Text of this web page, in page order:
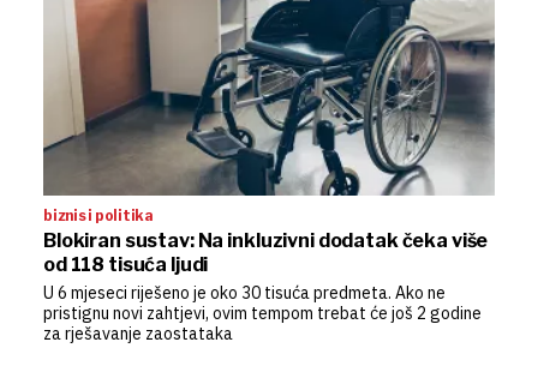
biznis i politika
Blokiran sustav: Na inkluzivni dodatak čeka više
od 118 tisuća ljudi
U 6 mjeseci riješeno je oko 30 tisuća predmeta. Ako ne
pristignu novi zahtjevi, ovim tempom trebat će još 2 godine
za rješavanje zaostataka